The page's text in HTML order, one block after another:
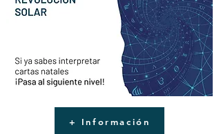
+ Información